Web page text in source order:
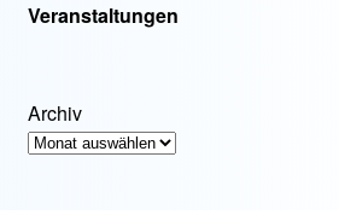
Veranstaltungen
Archiv